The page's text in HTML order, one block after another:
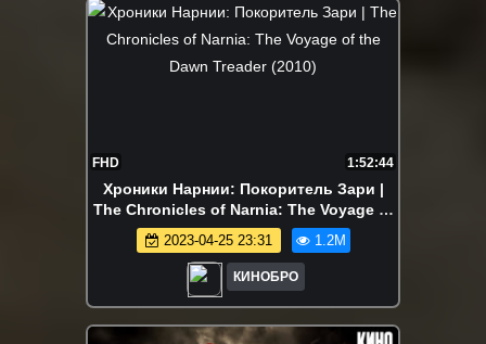
FHD 1:52:44
Хроники Нарнии: Покоритель Зари |
The Chronicles of Narnia: The Voyage of
the Dawn Treader (2010)
2023-04-25 23:31 1.2M
КИНОБРО